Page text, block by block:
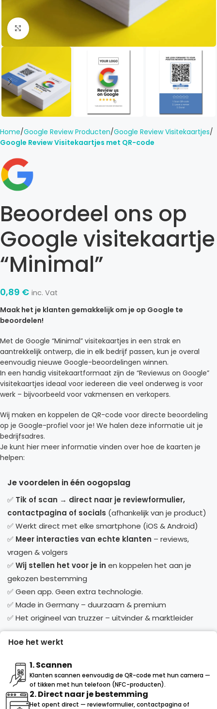
Click to enlarge
Home Google Review Producten Google Review Visitekaartjes
Google Review Visitekaartjes met QR-code
Beoordeel ons op
Google visitekaartje
“Minimal”
0,89 € inc. Vat
Maak het je klanten gemakkelijk om je op Google te
beoordelen!
Met de Google “Minimal” visitekaartjes in een strak en
aantrekkelijk ontwerp, die in elk bedrijf passen, kun je overal
eenvoudig nieuwe Google-beoordelingen winnen.
In een handig visitekaartformaat zijn de “Reviewus on Google”
visitekaartjes ideaal voor iedereen die veel onderweg is voor
werk – bijvoorbeeld voor vakmensen en verkopers.
Wij maken en koppelen de QR-code voor directe beoordeling
op je Google-profiel voor je! We halen deze informatie uit je
bedrijfsadres.
Je kunt hier meer informatie vinden over hoe de kaarten je
helpen:
Je voordelen in één oogopslag
✅ Tik of scan → direct naar je reviewformulier,
contactpagina of socials (afhankelijk van je product)
✅ Werkt direct met elke smartphone (iOS & Android)
✅ Meer interacties van echte klanten – reviews,
vragen & volgers
✅Wij stellen het voor je in en koppelen het aan je
gekozen bestemming
✅ Geen app. Geen extra technologie.
✅ Made in Germany – duurzaam & premium
✅ Het origineel van truzzer – uitvinder & marktleider
Hoe het werkt
1. Scannen
Klanten scannen eenvoudig de QR-code met hun camera —
of tikken met hun telefoon (NFC-producten).
2. Direct naar je bestemming
Het opent direct — reviewformulier, contactpagina of